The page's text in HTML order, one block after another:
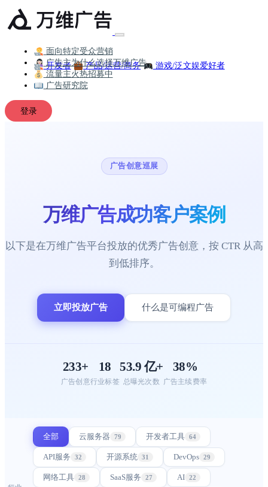
面向特定受众营销
开发者
产品/运营/商务 游戏/泛文娱爱好者
广告主为什么选择万维广告
流量主火热招募中
广告研究院
登录
广告创意巡展
万维广告成功客户案例
以下是在万维广告平台投放的优秀广告创意，按 CTR 从高
到低排序。
立即投放广告 什么是可编程广告
233+
广告创意
18
行业标签
53.9 亿+
总曝光次数
38%
广告主续费率
全部 云服务器 79 开发者工具 64
API服务 32 开源系统 31 DevOps 29
网络工具 28 SaaS服务 27 AI 22